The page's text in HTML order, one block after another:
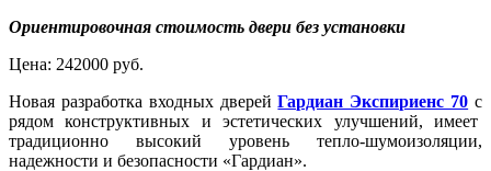
Ориентировочная стоимость двери без установки
Цена: 242000 руб.
Новая разработка входных дверейГардиан Экспириенс 70 с
рядом конструктивных и эстетических улучшений, имеет
традиционно высокий уровень тепло-шумоизоляции,
надежности и безопасности «Гардиан».